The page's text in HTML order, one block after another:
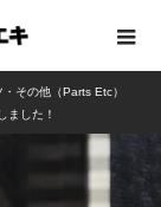
・その他（Parts Etc）
ました！